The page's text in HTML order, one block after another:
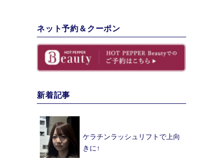
ネット予約＆クーポン
新着記事
ケラチンラッシュリフトで上向
きに↑